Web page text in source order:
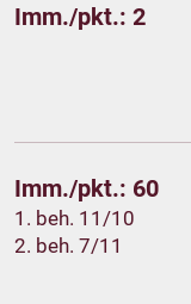
Imm./pkt.: 2
Imm./pkt.: 60
1. beh. 11/10
2. beh. 7/11